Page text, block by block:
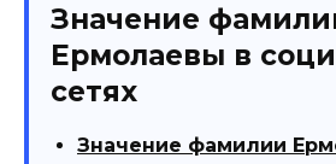
Значение
Ермолаевы в
сетях
Значение фамилии